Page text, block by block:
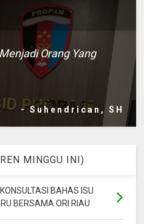
Orang Yang
- Suhendrican, SH
MINGGU INI)
BAHAS ISU
BERSAMA ORI RIAU